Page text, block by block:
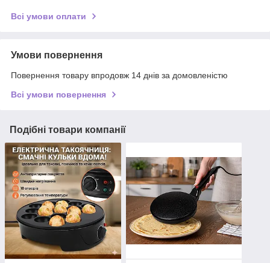
Всі умови оплати
Умови повернення
Повернення товару впродовж 14 днів за домовленістю
Всі умови повернення
Подібні товари компанії